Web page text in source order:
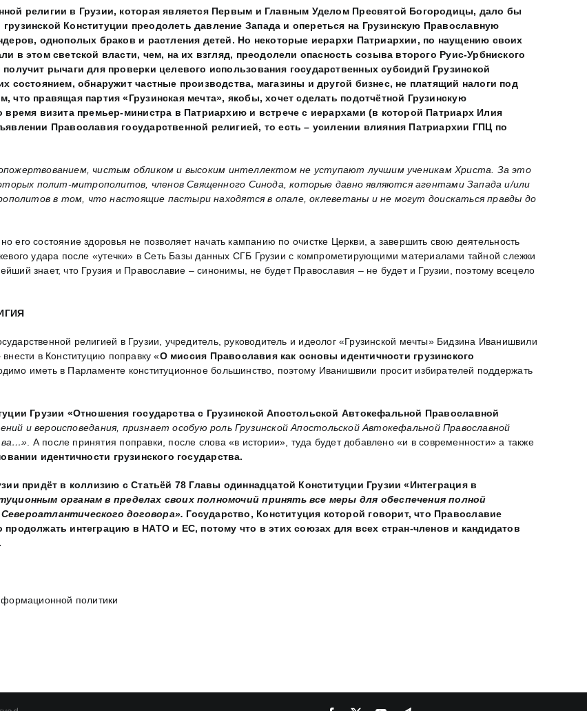
религии в Грузии, которая является Первым и Главным Уделом Пресвятой Богородицы, дало бы
Конституции преодолеть давление Запада и опереться на Грузинскую Православную
однополых браков и растления детей. Но некоторые иерархи Патриархии, по наущению своих
в этом светской власти, чем, на их взгляд, преодолели опасность созыва второго Руис-Урбниского
рычаги для проверки целевого использования государственных субсидий Грузинской
состоянием, обнаружит частные производства, магазины и другой бизнес, не платящий налоги под
правящая партия «Грузинская мечта», якобы, хочет сделать подотчётной Грузинскую
визита премьер-министра в Патриархию и встрече с иерархами (в которой Патриарх Илия
Православия государственной религией, то есть – усилении влияния Патриархии ГПЦ по
чистым обликом и высоким интеллектом не уступают лучшим ученикам Христа. За это
полит-митрополитов, членов Священного Синода, которые давно являются агентами Запада и/или
в том, что настоящие пастыри находятся в опале, оклеветаны и не могут доискаться правды до
состояние здоровья не позволяет начать кампанию по очистке Церкви, а завершить свою деятельность
удара после «утечки» в Сеть Базы данных СГБ Грузии с компрометирующими материалами тайной слежки
знает, что Грузия и Православие – синонимы, не будет Православия – не будет и Грузии, поэтому всецело
религией в Грузии, учредитель, руководитель и идеолог «Грузинской мечты» Бидзина Иванишвили
в Конституцию поправку «О миссия Православия как основы идентичности грузинского
иметь в Парламенте конституционное большинство, поэтому Иванишвили просит избирателей поддержать
Грузии «Отношения государства с Грузинской Апостольской Автокефальной Православной
и вероисповедания, признает особую роль Грузинской Апостольской Автокефальной Православной
. А после принятия поправки, после слова «в истории», туда будет добавлено «и в современности» а также
идентичности грузинского государства.
придёт в коллизию с Статьёй 78 Главы одиннадцатой Конституции Грузии «Интеграция в
органам в пределах своих полномочий принять все меры для обеспечения полной
договора». Государство, Конституция которой говорит, что Православие
интеграцию в НАТО и ЕС, потому что в этих союзах для всех стран-членов и кандидатов
политики